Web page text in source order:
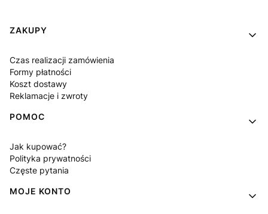
Linki w stopce
ZAKUPY
Czas realizacji zamówienia
Formy płatności
Koszt dostawy
Reklamacje i zwroty
POMOC
Jak kupować?
Polityka prywatności
Częste pytania
MOJE KONTO